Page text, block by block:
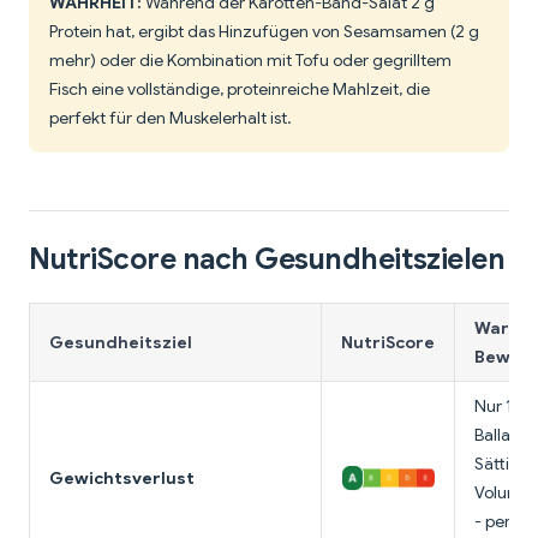
Protein hat, ergibt das Hinzufügen von Sesamsamen (2 g
mehr) oder die Kombination mit Tofu oder gegrilltem
Fisch eine vollständige, proteinreiche Mahlzeit, die
perfekt für den Muskelerhalt ist.
NutriScore nach Gesundheitszielen
Gesundheitsziel NutriScore
Gewichtsverlust
Nur 120
-